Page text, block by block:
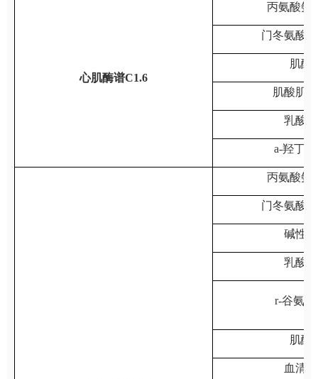
心肌酶谱C1.6
丙氨酸氨
门冬氨酸
肌酸
肌酸肌
乳酸
a-羟丁
丙氨酸氨
门冬氨酸
碱性
乳酸
r-谷氨
肌酸
血清